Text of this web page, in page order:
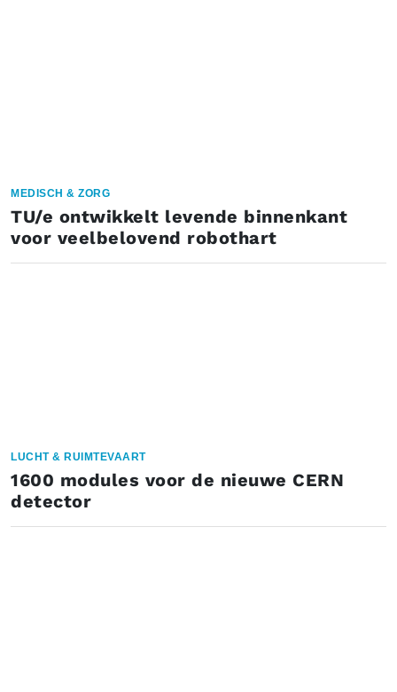
MEDISCH & ZORG
TU/e ontwikkelt levende binnenkant
voor veelbelovend robothart
LUCHT & RUIMTEVAART
1600 modules voor de nieuwe CERN
detector